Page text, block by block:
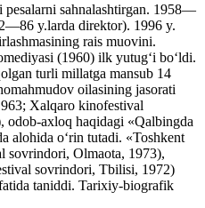
sahnalashtirgan. 1958—
y.larda direktor). 1996 y.
rais muovini.
(1960) ilk yutug‘i bo‘ldi.
turli millatga mansub 14
oilasining jasorati
Xalqaro kinofestival
axloq haqidagi «Qalbingda
alohida o‘rin tutadi. «Toshkent
Olmaota, 1973),
sovrindori, Tbilisi, 1972)
taniddi. Tarixiy-biografik